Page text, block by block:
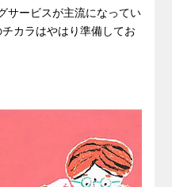
サービスが主流になってい
カラはやはり準備してお